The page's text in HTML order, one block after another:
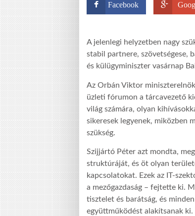
Facebook
A jelenlegi helyzetben nagy
stabil partnere, szövetségese,
és külügyminiszter vasárnap
Az Orbán Viktor
üzleti fórumon a tárcavezető
világ számára, olyan
sikeresek legyenek, miközben
szükség.
Szijjártó Péter azt mondta,
struktúráját, és öt olyan
kapcsolatokat. Ezek az IT-
a mezőgazdaság – fejtette ki.
tisztelet és barátság, és
együttműködést alakítsanak